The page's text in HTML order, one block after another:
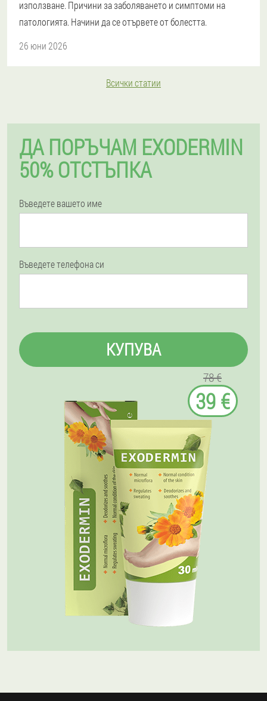
използване. Причини за заболяването и симптоми на
патологията. Начини да се отървете от болестта.
26 юни 2026
Всички статии
ДА ПОРЪЧАМ EXODERMIN
50% ОТСТЪПКА
Въведете вашето име
Въведете телефона си
КУПУВА
78 €
39 €